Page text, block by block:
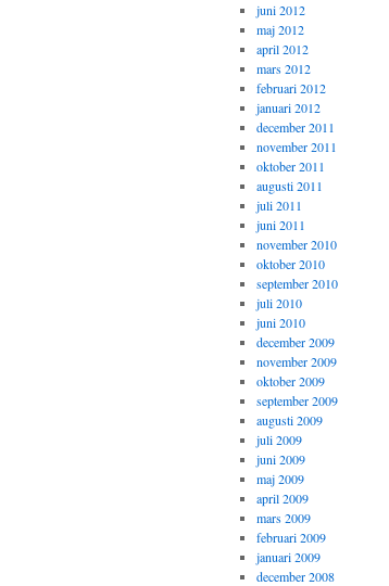
juni 2012
maj 2012
april 2012
mars 2012
februari 2012
januari 2012
december 2011
november 2011
oktober 2011
augusti 2011
juli 2011
juni 2011
november 2010
oktober 2010
september 2010
juli 2010
juni 2010
december 2009
november 2009
oktober 2009
september 2009
augusti 2009
juli 2009
juni 2009
maj 2009
april 2009
mars 2009
februari 2009
januari 2009
december 2008